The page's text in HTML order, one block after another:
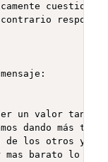
un valor tan
dando más
de los otros y